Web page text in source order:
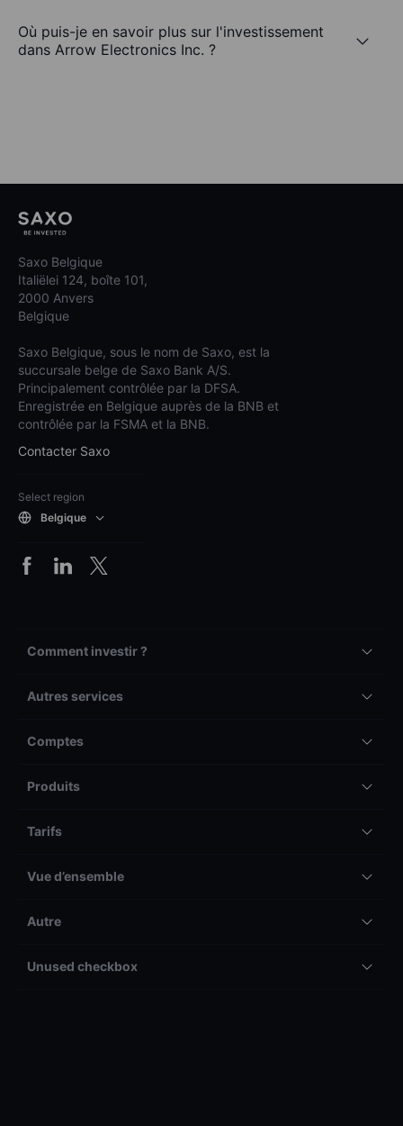
Où puis-je en savoir plus sur l'investissement
dans Arrow Electronics Inc. ?
Saxo Belgique
Italiëlei 124, boîte 101,
2000 Anvers
Belgique
Saxo Belgique, sous le nom de Saxo, est la
succursale belge de Saxo Bank A/S.
Principalement contrôlée par la DFSA.
Enregistrée en Belgique auprès de la BNB et
contrôlée par la FSMA et la BNB.
Contacter Saxo
Select region
Belgique
Comment investir ?
Autres services
Comptes
Produits
Tarifs
Vue d’ensemble
Autre
Unused checkbox